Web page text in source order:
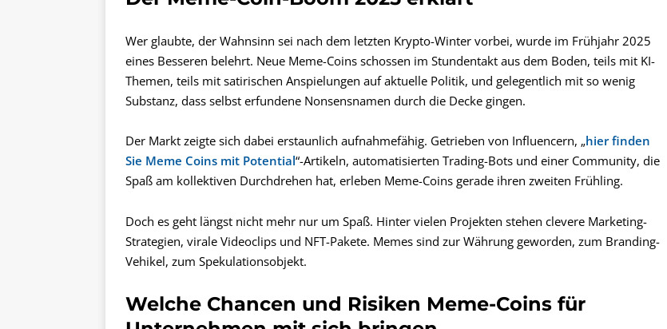
Wer glaubte, der Wahnsinn sei nach dem letzten Krypto-Winter vorbei, wurde im Frühjahr 2025
eines Besseren belehrt. Neue Meme-Coins schossen im Stundentakt aus dem Boden, teils mit KI-
Themen, teils mit satirischen Anspielungen auf aktuelle Politik, und gelegentlich mit so wenig
Substanz, dass selbst erfundene Nonsensnamen durch die Decke gingen.
Der Markt zeigte sich dabei erstaunlich aufnahmefähig. Getrieben von Influencern, „hier finden
Sie Meme Coins mit Potential“-Artikeln, automatisierten Trading-Bots und einer Community, die
Spaß am kollektiven Durchdrehen hat, erleben Meme-Coins gerade ihren zweiten Frühling.
Doch es geht längst nicht mehr nur um Spaß. Hinter vielen Projekten stehen clevere Marketing-
Strategien, virale Videoclips und NFT-Pakete. Memes sind zur Währung geworden, zum Branding-
Vehikel, zum Spekulationsobjekt.
Welche Chancen und Risiken Meme-Coins für